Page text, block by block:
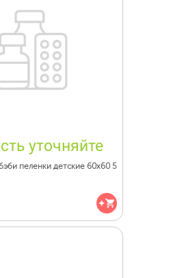
уточняйте
пеленки детские 60х60 5